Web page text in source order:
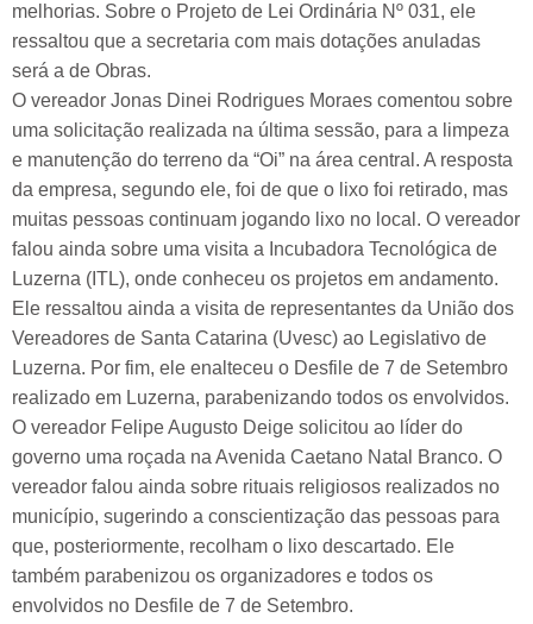
melhorias. Sobre o Projeto de Lei Ordinária Nº 031, ele
ressaltou que a secretaria com mais dotações anuladas
será a de Obras.
O vereador Jonas Dinei Rodrigues Moraes comentou sobre
uma solicitação realizada na última sessão, para a limpeza
e manutenção do terreno da “Oi” na área central. A resposta
da empresa, segundo ele, foi de que o lixo foi retirado, mas
muitas pessoas continuam jogando lixo no local. O vereador
falou ainda sobre uma visita a Incubadora Tecnológica de
Luzerna (ITL), onde conheceu os projetos em andamento.
Ele ressaltou ainda a visita de representantes da União dos
Vereadores de Santa Catarina (Uvesc) ao Legislativo de
Luzerna. Por fim, ele enalteceu o Desfile de 7 de Setembro
realizado em Luzerna, parabenizando todos os envolvidos.
O vereador Felipe Augusto Deige solicitou ao líder do
governo uma roçada na Avenida Caetano Natal Branco. O
vereador falou ainda sobre rituais religiosos realizados no
município, sugerindo a conscientização das pessoas para
que, posteriormente, recolham o lixo descartado. Ele
também parabenizou os organizadores e todos os
envolvidos no Desfile de 7 de Setembro.